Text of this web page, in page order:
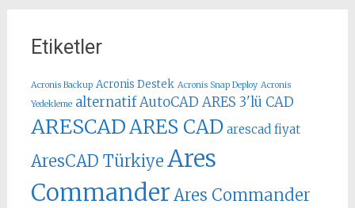
Etiketler
Acronis Backup Acronis Destek Acronis Snap Deploy Acronis
Yedekleme alternatif AutoCAD ARES 3'lü CAD
ARESCADARES CAD arescad fiyat
AresCAD Türkiye Ares
Commander Ares Commander